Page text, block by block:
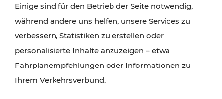
Einige sind für den Betrieb der Seite notwendig,
während andere uns helfen, unsere Services zu
verbessern, Statistiken zu erstellen oder
personalisierte Inhalte anzuzeigen – etwa
Fahrplanempfehlungen oder Informationen zu
Ihrem Verkehrsverbund.